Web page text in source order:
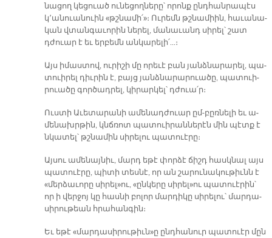
նա­ցող կե­ցուած ու­նե­ցող­նե­րը՝ ո­րոնք ընդ­հան­րա­պէս
կ՚ա­նուա­նուին «թշնա­մի՛»։ Ու­րեմն թշնա­միին, հա­ւա­նա­
կան վտան­գա­ւո­րին նե­րել, մա­նա­ւանդ սի­րել՝ շատ
դժուար է եւ եր­բեմն ան­կա­րե­լի՛…։
Այս ի­մաս­տով, ու­րի­շի մը ո­րե­ւէ բան յանձ­նա­րա­րել, պա­
տուի­րել դիւ­րին է, բայց յանձ­նա­րա­րուա­ծը, պա­տուի­
րուա­ծը գոր­ծադ­րել, կի­րար­կել՝ դժուա՛ր։
Ուս­տի Ա­ւե­տա­րա­նի ա­մե­նադ­ժուար ըմ-բըռ­նե­լի եւ ա­
մե­նախր­թին, կնճռոտ պա­տուի­րան­նե­րէն մին պէտք է
նկա­տել՝ թշնա­մին սի­րե­լու պա­տուէ­րը։
Այ­սու ա­մե­նայ­նիւ, մարդ ե­թէ փոր­ձէ ճիշդ հասկ­նալ այս
պա­տուէ­րը, պի­տի տես­նէ, որ ան շա­րու­նա­կու­թիւնն է
«մեր­ձա­ւո­րը սի­րել»ու, «ըն­կե­րը սի­րել»ու պա­տուէ­րին՝
որ ի վեր­ջոյ կը հաս­նի բո­լոր մար­դի­կը սի­րե­լու՝ մար­դա­
սի­րու­թեան հրա­հան­գին։
Եւ ե­թէ «մար­դա­սի­րու­թիւն»ը ընդ­հա­նուր պա­տուէր մըն